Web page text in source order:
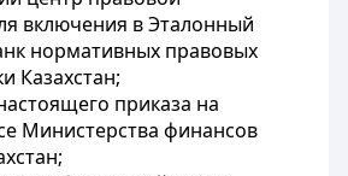
включения в Эталонный
нормативных правовых
Казахстан;
приказа на
Министерства финансов